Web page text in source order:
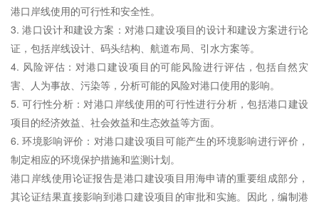
港口岸线使用的可行性和安全性。
3. 港口设计和建设方案：对港口建设项目的设计和建设方案进行论
证，包括岸线设计、码头结构、航道布局、引水方案等。
4. 风险评估：对港口建设项目的可能风险进行评估，包括自然灾
害、人为事故、污染等，分析可能的风险对港口使用的影响。
5. 可行性分析：对港口岸线使用的可行性进行分析，包括港口建设
项目的经济效益、社会效益和生态效益等方面。
6. 环境影响评价：对港口建设项目可能产生的环境影响进行评价，
制定相应的环境保护措施和监测计划。
港口岸线使用论证报告是港口建设项目用海申请的重要组成部分，
其论证结果直接影响到港口建设项目的审批和实施。因此，编制港